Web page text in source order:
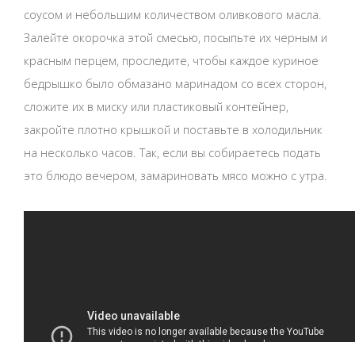
соусом и небольшим количеством оливкового масла.
Залейте окорочка этой смесью, посыпьте их черным и
красным перцем, проследите, чтобы каждое куриное
бедрышко было обмазано маринадом со всех сторон,
сложите их в миску или пластиковый контейнер,
закройте плотно крышкой и поставьте в холодильник
на несколько часов. Так, если вы собираетесь подать
это блюдо вечером, замариновать мясо можно с утра.